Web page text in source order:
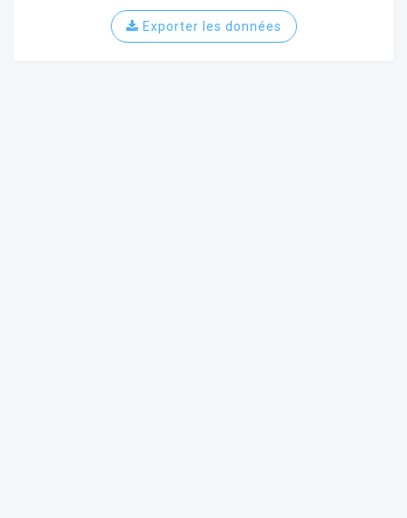
Exporter les données